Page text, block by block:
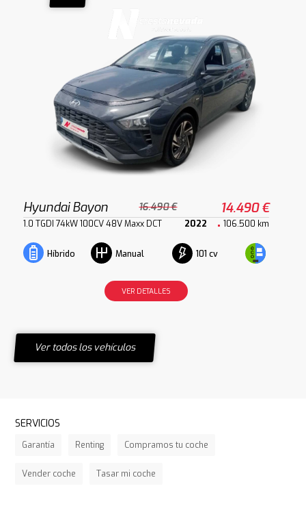
Hyundai Bayon 16.490 € 14.490 €
1.0 TGDI 74kW 100CV 48V Maxx DCT 2022 106.500 km
Híbrido Manual 101 cv
VER DETALLES
Ver todos los vehículos
SERVICIOS
Garantía Renting Compramos tu coche
Vender coche Tasar mi coche